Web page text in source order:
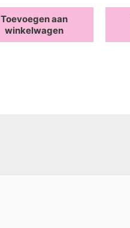
Toevoegen aan
winkelwagen